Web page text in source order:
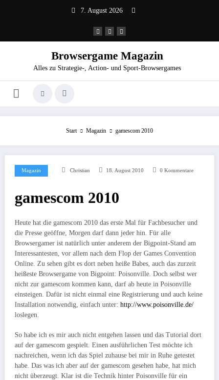
7. August 2026
Browsergame Magazin
Alles zu Strategie-, Action- und Sport-Browsergames
Start Magazin gamescom 2010
Magazin Christian 18. August 2010 0 Kommentare
gamescom 2010
Heute hat die gamescom 2010 das erste Mal für Fachbesucher und
die Presse geöffne, Morgen darf dann jeder hin. Für alle
Browsergamer ist natürlich unter anderem der Bigpoint-Stand am
Interessantesten, vor allem nach dem Flop der Games Convention
Online. Zu sehen gibt es dort neben heiße Babes, auch das zurzeit
heißeste Browsergame von Bigpoint: Poisonville. Doch selbst wer
nicht zur gamescom kommen kann, darf ab heute in Poisonville
einsteigen. Dafür ist nicht einmal eine Registrierung und auch keine
Installation notwendig, einfach unter: http://www.poisonville.de/
loslegen.
So habe ich es mir auch nicht entgehen lassen und das Tutorial dort
auf der gamescom gespielt. Einen ausführlichen Test möchte ich
nachreichen, wenn ich das Spiel zuhause bei mir in Ruhe getestet
habe. Das was ich aber auf der gamescom gesehen habe, hat mich
nicht überzeugt. Klar ist die Technik hinter Poisonville für ein